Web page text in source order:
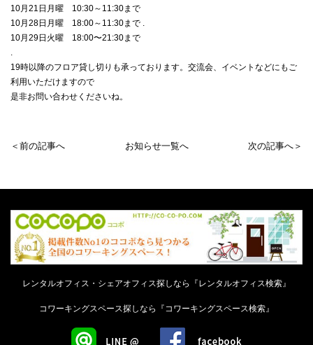
10月21日月曜 10:30～11:30まで
10月28日月曜 18:00～11:30まで .
10月29日火曜 18:00〜21:30まで
.
19時以降のフロア貸し切りも承っております。交流会、イベントなどにもご
利用いただけますので
是非お問い合わせくださいね。
＜前の記事へ お知らせ一覧へ 次の記事へ＞
レンタルオフィス・シェアオフィス探しなら『レンタルオフィス検索』
コワーキングスペース探しなら『コワーキングスペース検索』